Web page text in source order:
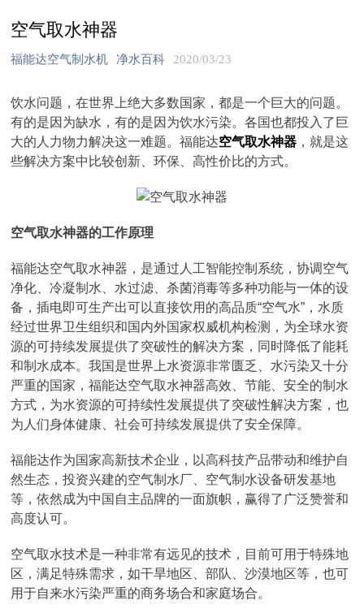
空气取水神器
福能达空气制水机 净水百科 2020/03/23
饮水问题，在世界上绝大多数国家，都是一个巨大的问题。
有的是因为缺水，有的是因为饮水污染。各国也都投入了巨
大的人力物力解决这一难题。福能达空气取水神器 ，就是这
些解决方案中比较创新、环保、高性价比的方式。
空气取水神器的工作原理
福能达空气取水神器，是通过人工智能控制系统，协调空气
净化、冷凝制水、水过滤、杀菌消毒等多种功能与一体的设
备，插电即可生产出可以直接饮用的高品质“空气水”，水质
经过世界卫生组织和国内外国家权威机构检测，为全球水资
源的可持续发展提供了突破性的解决方案，同时降低了能耗
和制水成本。我国是世界上水资源非常匮乏、水污染又十分
严重的国家，福能达空气取水神器高效、节能、安全的制水
方式，为水资源的可持续性发展提供了突破性解决方案，也
为人们身体健康、社会可持续发展提供了安全保障。
福能达作为国家高新技术企业，以高科技产品带动和维护自
然生态，投资兴建的空气制水厂、空气制水设备研发基地
等，依然成为中国自主品牌的一面旗帜，赢得了广泛赞誉和
高度认可。
空气取水技术是一种非常有远见的技术，目前可用于特殊地
区，满足特殊需求，如干旱地区、部队、沙漠地区等，也可
用于自来水污染严重的商务场合和家庭场合。